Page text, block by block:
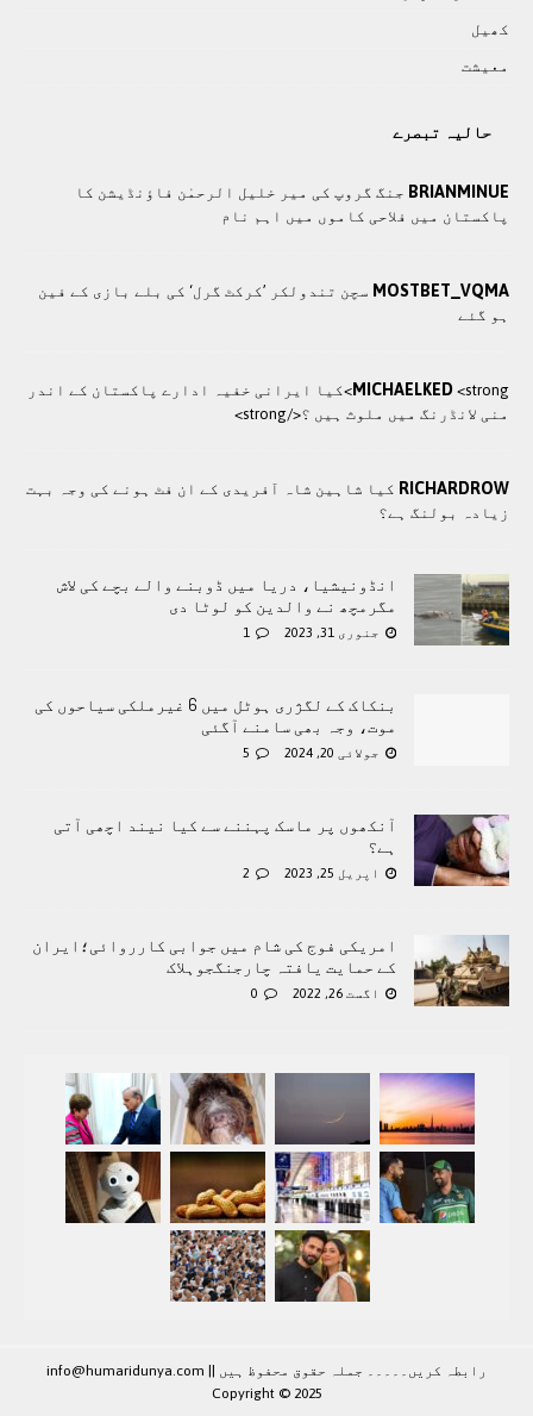
کھيل
معيشت
حالیہ تبصرے
BRIANMINUE جنگ گروپ کی میر خلیل الرحمٰن فاؤنڈیشن کا
پاکستان میں فلاحی کاموں ميں اہم نام
MOSTBET_VQMA سچن تندولکر ’کرکٹ گرل‘ کی بلے بازی کے فین
ہو گئے
MICHAELKED<strong>کيا ایرانی خفيہ ادارے پاکستان کے اندر
منی لانڈرنگ ميں ملوث ہيں ؟</strong>
RICHARDROW کیا شاہین شاہ آفریدی کے ان فٹ ہونے کی وجہ بہت
زیادہ بولنگ ہے؟
انڈونیشیا، دریا میں ڈوبنے والے بچے کی لاش
مگرمچھ نے والدین کو لوٹا دی
جنوری 31, 2023 1
بنکاک کے لگژری ہوٹل میں 6 غیرملکی سیاحوں کی
موت، وجہ بھی سامنے آگئی
جولائی 20, 2024 5
آنکھوں پر ماسک پہننے سے کیا نیند اچھی آتی
ہے؟
اپریل 25, 2023 2
امریکی فوج کی شام میں جوابی کارروائی؛ایران
کے حمایت یافتہ چارجنگجوہلاک
اگست 26, 2022 0
رابطہ کريں۔۔۔۔۔ جملہ حقوق محفوظ ہيں | info@humaridunya.com |
Copyright © 2025